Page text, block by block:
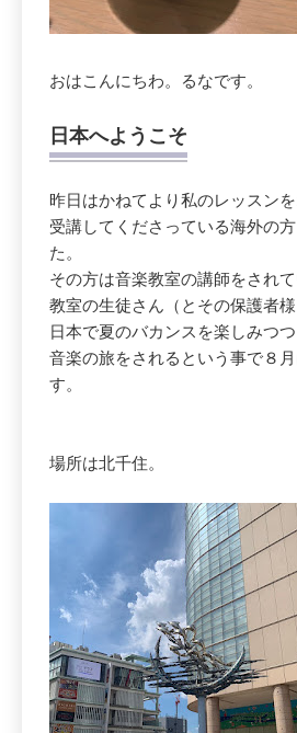
おはこんにちわ。るなです。
日本へようこそ
昨日はかねてより私のレッスン
受講してくださっている海外の
た。
その方は音楽教室の講師をされて
教室の生徒さん（とその保護者
日本で夏のバカンスを楽しみつつ
音楽の旅をされるという事で８
す。
場所は北千住。